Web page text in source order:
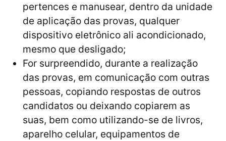
pertences e manusear, dentro da unidade
de aplicação das provas, qualquer
dispositivo eletrônico ali acondicionado,
mesmo que desligado;
For surpreendido, durante a realização
das provas, em comunicação com outras
pessoas, copiando respostas de outros
candidatos ou deixando copiarem as
suas, bem como utilizando-se de livros,
aparelho celular, equipamentos de